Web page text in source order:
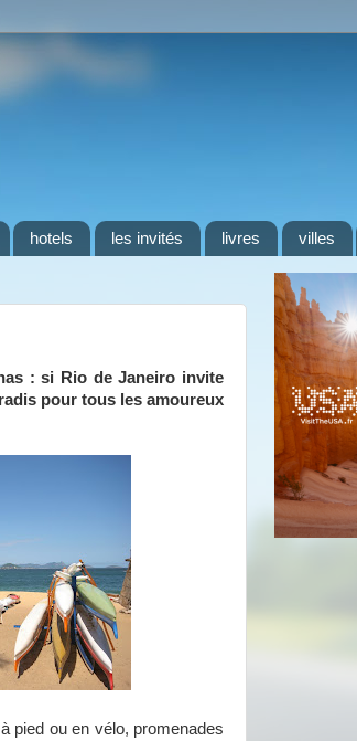
hotels les invités livres villes
: si Rio de Janeiro invite
pour tous les amoureux
pied ou en vélo, promenades